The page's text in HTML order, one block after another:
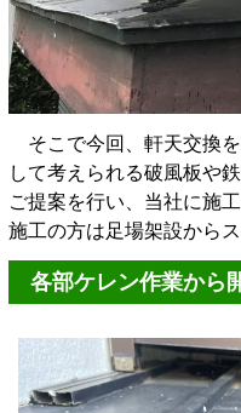
そこで今回、軒天交換
して考えられる破風板や
ご提案を行い、当社に施
施工の方は足場架設から
各部ケレン作業から